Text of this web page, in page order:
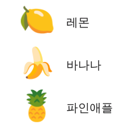
🍋 레몬
🍌 바나나
🍍 파인애플